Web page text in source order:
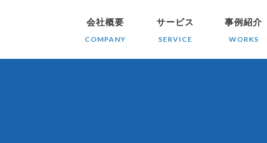
会社概要
COMPANY
サービス
SERVICE
事例紹介
WORKS